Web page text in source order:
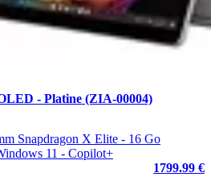
- Platine (ZIA-00004)
Snapdragon X Elite - 16 Go
11 - Copilot+
1799.99 €